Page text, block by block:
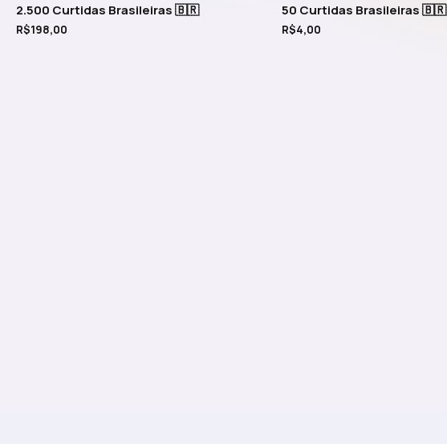
2.500 Curtidas Brasileiras 🇧🇷
R$198,00
50 Curtidas Brasileiras 🇧🇷
R$4,00